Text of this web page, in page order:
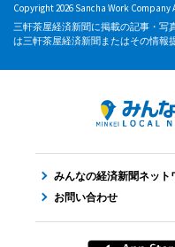
Copyright 2026 Sancha Work Company
三軒茶屋経済新聞に掲載の記事・写
は三軒茶屋経済新聞またはその情報
みんなの経済新聞ネット
お問い合わせ